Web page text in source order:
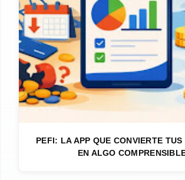
PEFI: LA APP QUE CONVIERTE
EN ALGO